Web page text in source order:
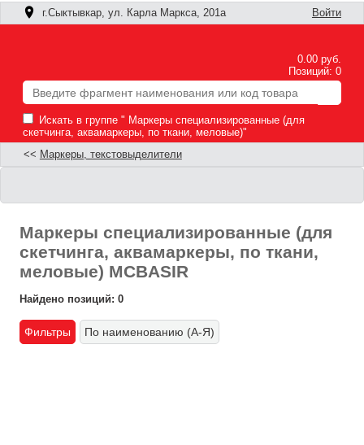
г.Сыктывкар, ул. Карла Маркса, 201а Войти
0.00 руб.
Позиций: 0
Искать в группе " Маркеры специализированные (для
скетчинга, аквамаркеры, по ткани, меловые)"
<< Маркеры, текстовыделители
Маркеры специализированные (для
скетчинга, аквамаркеры, по ткани,
меловые) MCBASIR
Найдено позиций: 0
Фильтры По наименованию (А-Я)